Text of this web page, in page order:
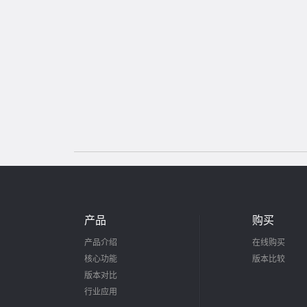
产品
产品介绍
核心功能
版本对比
行业应用
购买
在线购买
版本比较